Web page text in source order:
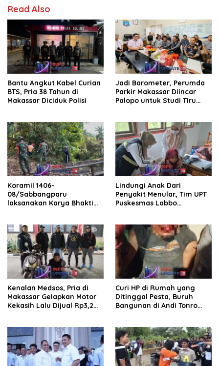
Read Also
Bantu Angkut Kabel Curian
BTS, Pria 38 Tahun di
Makassar Diciduk Polisi
Jadi Barometer, Perumda
Parkir Makassar Diincar
Palopo untuk Studi Tiru
Koramil 1406-
08/Sabbangparu
laksanakan Karya Bhakti
Lindungi Anak Dari
Penyakit Menular, Tim UPT
Puskesmas Labbo
Kenalan Medsos, Pria di
Makassar Gelapkan Motor
Kekasih Lalu Dijual Rp3,2
Curi HP di Rumah yang
Ditinggal Pesta, Buruh
Bangunan di Andi Tonro